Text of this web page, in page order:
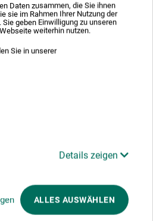
Daten zusammen, die Sie ihnen
sie im Rahmen Ihrer Nutzung der
geben Einwilligung zu unseren
weiterhin nutzen.
Sie in unserer
Details zeigen
ALLES AUSWÄHLEN
Chlor-2-methyl-2H-isothiazol-
3-one (3:1). Kann
(0)